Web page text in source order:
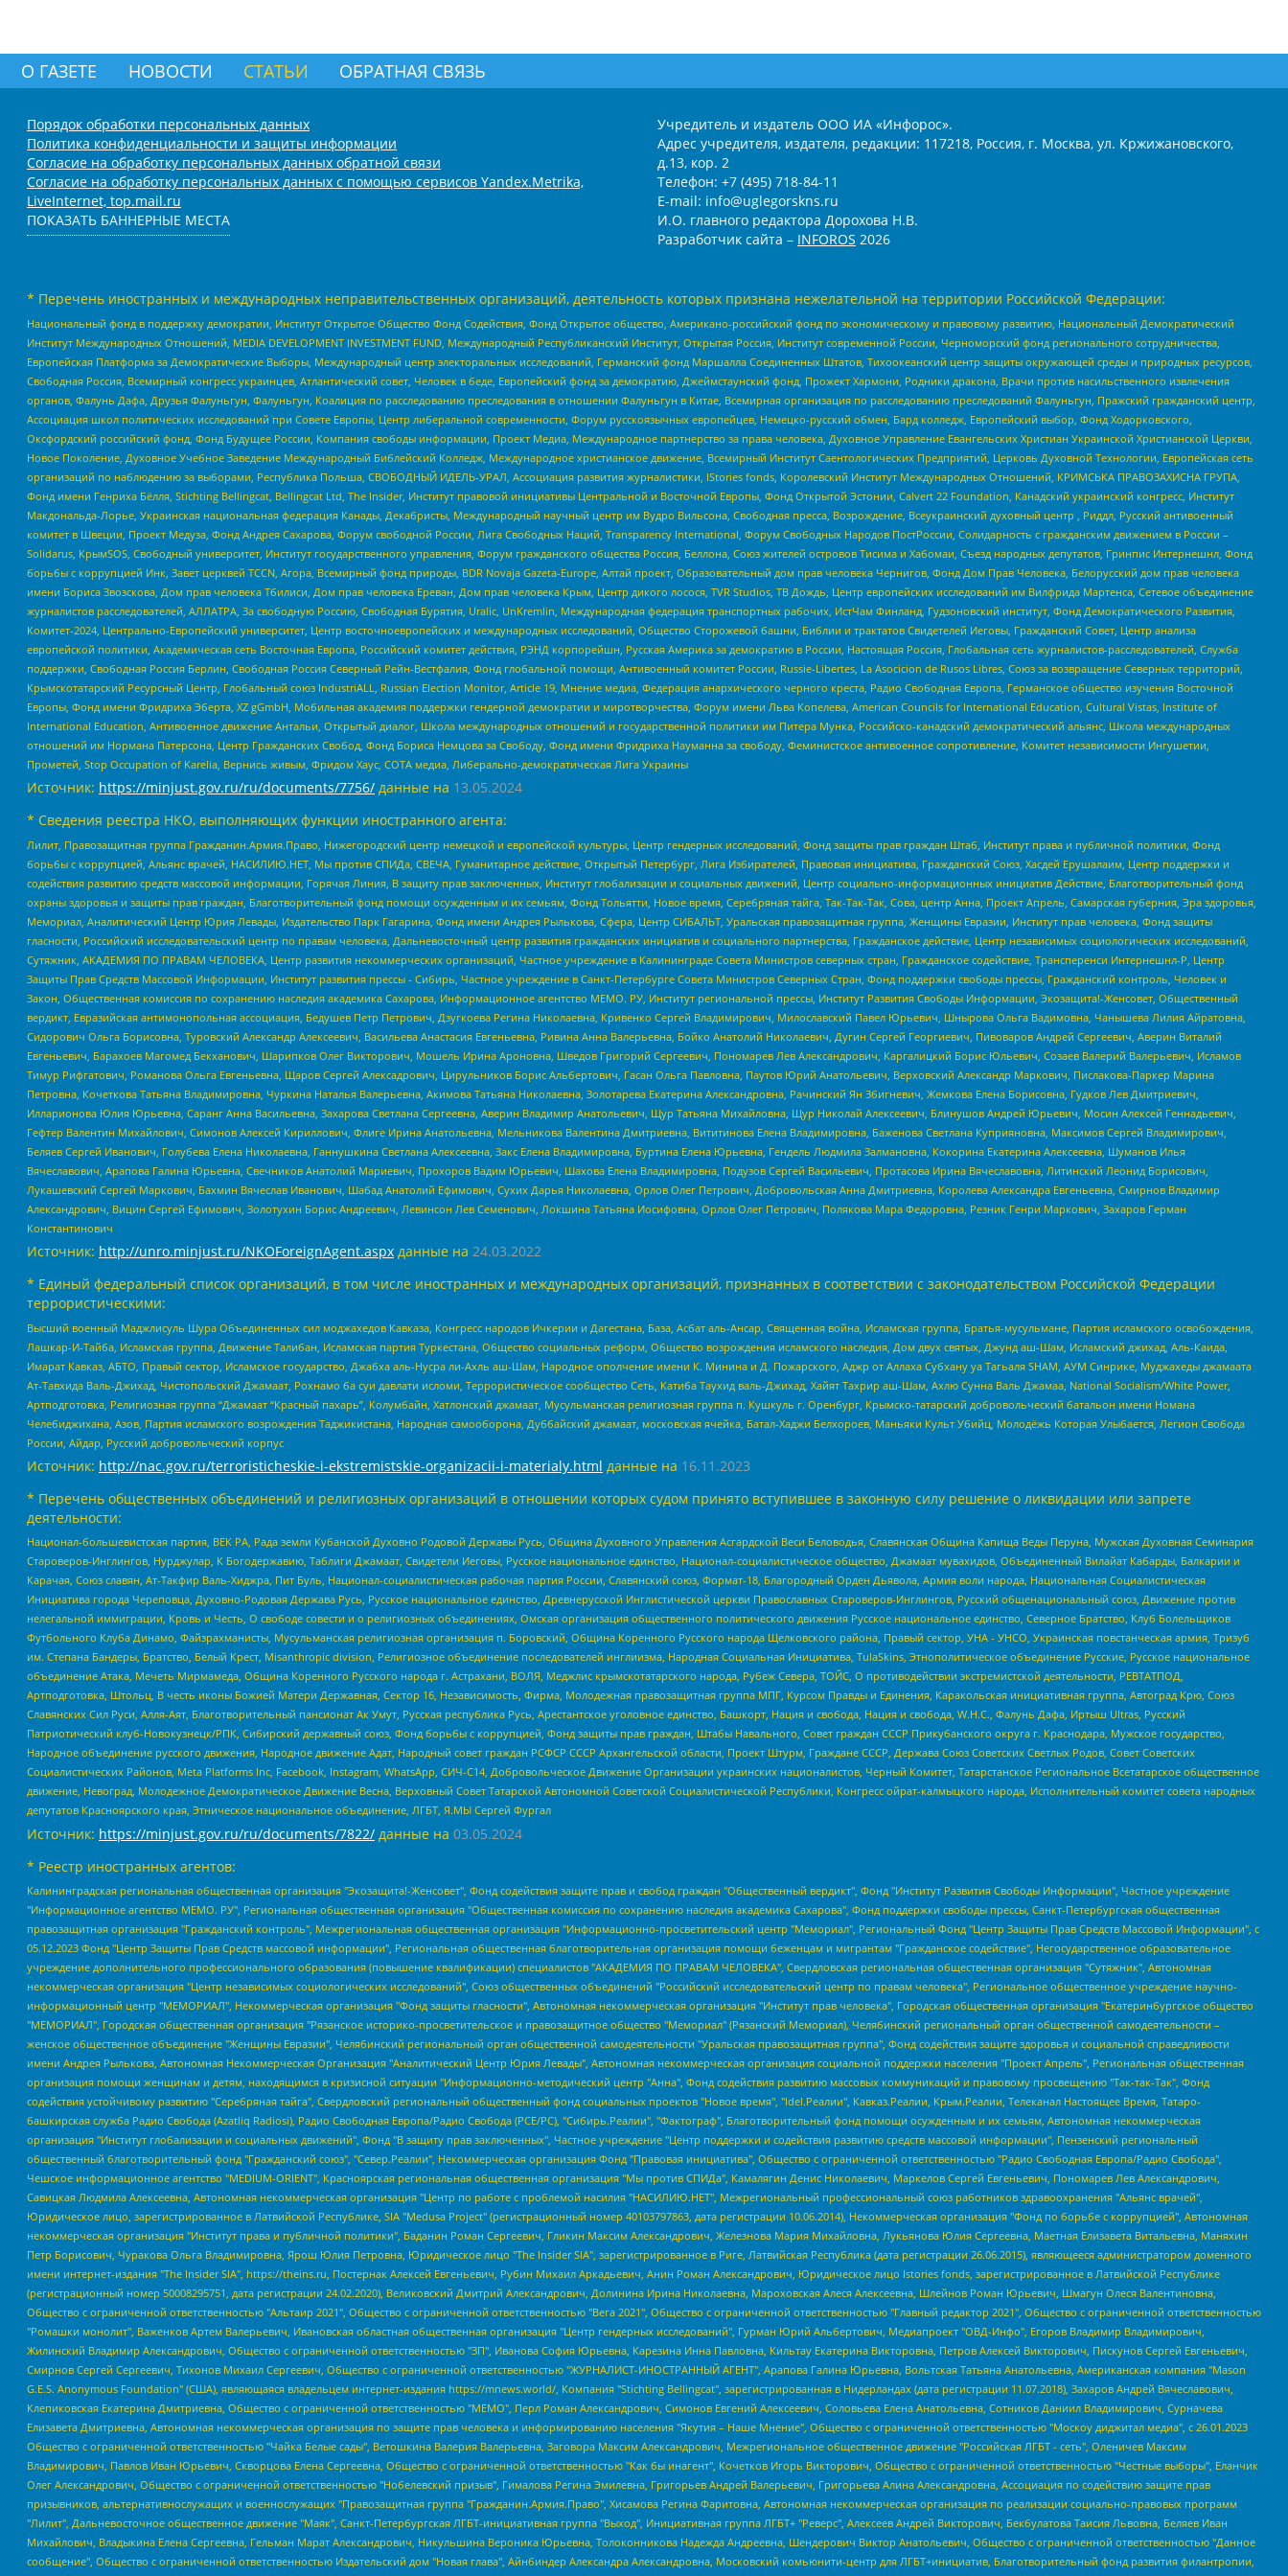
О ГАЗЕТЕ НОВОСТИ СТАТЬИ ОБРАТНАЯ СВЯЗЬ
Порядок обработки персональных данных
Политика конфиденциальности и защиты информации
Согласие на обработку персональных данных обратной связи
Согласие на обработку персональных данных с помощью сервисов Yandex.Metrika,
LiveInternet, top.mail.ru
ПОКАЗАТЬ БАННЕРНЫЕ МЕСТА
Учредитель и издатель ООО ИА «Инфорос».
Адрес учредителя, издателя, редакции: 117218, Россия, г. Москва, ул. Кржижановского,
д.13, кор. 2
Телефон: +7 (495) 718-84-11
E-mail: info@uglegorskns.ru
И.О. главного редактора Дорохова Н.В.
Разработчик сайта – INFOROS 2026
* Перечень иностранных и международных неправительственных организаций, деятельность которых признана нежелательной на территории Российской Федерации:
Национальный фонд в поддержку демократии, Институт Открытое Общество Фонд Содействия, Фонд Открытое общество, Американо-российский фонд по экономическому и правовому развитию, Национальный Демократический
Институт Международных Отношений, MEDIA DEVELOPMENT INVESTMENT FUND, Международный Республиканский Институт, Открытая Россия, Институт современной России, Черноморский фонд регионального сотрудничества,
Европейская Платформа за Демократические Выборы, Международный центр электоральных исследований, Германский фонд Маршалла Соединенных Штатов, Тихоокеанский центр защиты окружающей среды и природных ресурсов,
Свободная Россия, Всемирный конгресс украинцев, Атлантический совет, Человек в беде, Европейский фонд за демократию, Джеймстаунский фонд, Прожект Хармони, Родники дракона, Врачи против насильственного извлечения
органов, Фалунь Дафа, Друзья Фалуньгун, Фалуньгун, Коалиция по расследованию преследования в отношении Фалуньгун в Китае, Всемирная организация по расследованию преследований Фалуньгун, Пражский гражданский центр,
Ассоциация школ политических исследований при Совете Европы, Центр либеральной современности, Форум русскоязычных европейцев, Немецко-русский обмен, Бард колледж, Европейский выбор, Фонд Ходорковского,
Оксфордский российский фонд, Фонд Будущее России, Компания свободы информации, Проект Медиа, Международное партнерство за права человека, Духовное Управление Евангельских Христиан Украинской Христианской Церкви,
Новое Поколение, Духовное Учебное Заведение Международный Библейский Колледж, Международное христианское движение, Всемирный Институт Саентологических Предприятий, Церковь Духовной Технологии, Европейская сеть
организаций по наблюдению за выборами, Республика Польша, СВОБОДНЫЙ ИДЕЛЬ-УРАЛ, Ассоциация развития журналистики, IStories fonds, Королевский Институт Международных Отношений, КРИМСЬКА ПРАВОЗАХИСНА ГРУПА,
Фонд имени Генриха Бёлля, Stichting Bellingcat, Bellingcat Ltd, The Insider, Институт правовой инициативы Центральной и Восточной Европы, Фонд Открытой Эстонии, Calvert 22 Foundation, Канадский украинский конгресс, Институт
Макдональда-Лорье, Украинская национальная федерация Канады, Декабристы, Международный научный центр им Вудро Вильсона, Свободная пресса, Возрождение, Всеукраинский духовный центр , Риддл, Русский антивоенный
комитет в Швеции, Проект Медуза, Фонд Андрея Сахарова, Форум свободной России, Лига Свободных Наций, Transparеncy International, Форум Свободных Народов ПостРоссии, Солидарность с гражданским движением в России –
Solidarus, КрымSOS, Свободный университет, Институт государственного управления, Форум гражданского общества Россия, Беллона, Союз жителей островов Тисима и Хабомаи, Съезд народных депутатов, Гринпис Интернешнл, Фонд
борьбы с коррупцией Инк, Завет церквей TCCN, Агора, Всемирный фонд природы, BDR Novaja Gazeta-Europe, Алтай проект, Образовательный дом прав человека Чернигов, Фонд Дом Прав Человека, Белорусский дом прав человека
имени Бориса Звозскова, Дом прав человека Тбилиси, Дом прав человека Ереван, Дом прав человека Крым, Центр дикого лосося, TVR Studios, ТВ Дождь, Центр европейских исследований им Вилфрида Мартенса, Сетевое объединение
журналистов расследователей, АЛЛАТРА, За свободную Россию, Свободная Бурятия, Uralic, UnKremlin, Международная федерация транспортных рабочих, ИстЧам Финланд, Гудзоновский институт, Фонд Демократического Развития,
Комитет-2024, Центрально-Европейский университет, Центр восточноевропейских и международных исследований, Общество Сторожевой башни, Библии и трактатов Свидетелей Иеговы, Гражданский Совет, Центр анализа
европейской политики, Академическая сеть Восточная Европа, Российский комитет действия, РЭНД корпорейшн, Русская Америка за демократию в России, Настоящая Россия, Глобальная сеть журналистов-расследователей, Служба
поддержки, Свободная Россия Берлин, Свободная Россия Северный Рейн-Вестфалия, Фонд глобальной помощи, Антивоенный комитет России, Russie-Libertes, La Asocicion de Rusos Libres, Союз за возвращение Северных территорий,
Крымскотатарский Ресурсный Центр, Глобальный союз IndustriALL, Russian Election Monitor, Article 19, Мнение медиа, Федерация анархического черного креста, Радио Свободная Европа, Германское общество изучения Восточной
Европы, Фонд имени Фридриха Эберта, XZ gGmbH, Мобильная академия поддержки гендерной демократии и миротворчества, Форум имени Льва Копелева, American Councils for International Education, Cultural Vistas, Institute of
International Education, Антивоенное движение Антальи, Открытый диалог, Школа международных отношений и государственной политики им Питера Мунка, Российско-канадский демократический альянс, Школа международных
отношений им Нормана Патерсона, Центр Гражданских Свобод, Фонд Бориса Немцова за Свободу, Фонд имени Фридриха Науманна за свободу, Феминистское антивоенное сопротивление, Комитет независимости Ингушетии,
Прометей, Stop Occupation of Karelia, Вернись живым, Фридом Хаус, СОТА медиа, Либерально-демократическая Лига Украины
Источник: https://minjust.gov.ru/ru/documents/7756/ данные на 13.05.2024
* Сведения реестра НКО, выполняющих функции иностранного агента:
Лилит, Правозащитная группа Гражданин.Армия.Право, Нижегородский центр немецкой и европейской культуры, Центр гендерных исследований, Фонд защиты прав граждан Штаб, Институт права и публичной политики, Фонд
борьбы с коррупцией, Альянс врачей, НАСИЛИЮ.НЕТ, Мы против СПИДа, СВЕЧА, Гуманитарное действие, Открытый Петербург, Лига Избирателей, Правовая инициатива, Гражданский Союз, Хасдей Ерушалаим, Центр поддержки и
содействия развитию средств массовой информации, Горячая Линия, В защиту прав заключенных, Институт глобализации и социальных движений, Центр социально-информационных инициатив Действие, Благотворительный фонд
охраны здоровья и защиты прав граждан, Благотворительный фонд помощи осужденным и их семьям, Фонд Тольятти, Новое время, Серебряная тайга, Так-Так-Так, Сова, центр Анна, Проект Апрель, Самарская губерния, Эра здоровья,
Мемориал, Аналитический Центр Юрия Левады, Издательство Парк Гагарина, Фонд имени Андрея Рылькова, Сфера, Центр СИБАЛЬТ, Уральская правозащитная группа, Женщины Евразии, Институт прав человека, Фонд защиты
гласности, Российский исследовательский центр по правам человека, Дальневосточный центр развития гражданских инициатив и социального партнерства, Гражданское действие, Центр независимых социологических исследований,
Сутяжник, АКАДЕМИЯ ПО ПРАВАМ ЧЕЛОВЕКА, Центр развития некоммерческих организаций, Частное учреждение в Калининграде Совета Министров северных стран, Гражданское содействие, Трансперенси Интернешнл-Р, Центр
Защиты Прав Средств Массовой Информации, Институт развития прессы - Сибирь, Частное учреждение в Санкт-Петербурге Совета Министров Северных Стран, Фонд поддержки свободы прессы, Гражданский контроль, Человек и
Закон, Общественная комиссия по сохранению наследия академика Сахарова, Информационное агентство МЕМО. РУ, Институт региональной прессы, Институт Развития Свободы Информации, Экозащита!-Женсовет, Общественный
вердикт, Евразийская антимонопольная ассоциация, Бедушев Петр Петрович, Дзугкоева Регина Николаевна, Кривенко Сергей Владимирович, Милославский Павел Юрьевич, Шнырова Ольга Вадимовна, Чанышева Лилия Айратовна,
Сидорович Ольга Борисовна, Туровский Александр Алексеевич, Васильева Анастасия Евгеньевна, Ривина Анна Валерьевна, Бойко Анатолий Николаевич, Дугин Сергей Георгиевич, Пивоваров Андрей Сергеевич, Аверин Виталий
Евгеньевич, Барахоев Магомед Бекханович, Шарипков Олег Викторович, Мошель Ирина Ароновна, Шведов Григорий Сергеевич, Пономарев Лев Александрович, Каргалицкий Борис Юльевич, Созаев Валерий Валерьевич, Исламов
Тимур Рифгатович, Романова Ольга Евгеньевна, Щаров Сергей Алексадрович, Цирульников Борис Альбертович, Гасан Ольга Павловна, Паутов Юрий Анатольевич, Верховский Александр Маркович, Пислакова-Паркер Марина
Петровна, Кочеткова Татьяна Владимировна, Чуркина Наталья Валерьевна, Акимова Татьяна Николаевна, Золотарева Екатерина Александровна, Рачинский Ян Збигневич, Жемкова Елена Борисовна, Гудков Лев Дмитриевич,
Илларионова Юлия Юрьевна, Саранг Анна Васильевна, Захарова Светлана Сергеевна, Аверин Владимир Анатольевич, Щур Татьяна Михайловна, Щур Николай Алексеевич, Блинушов Андрей Юрьевич, Мосин Алексей Геннадьевич,
Гефтер Валентин Михайлович, Симонов Алексей Кириллович, Флиге Ирина Анатольевна, Мельникова Валентина Дмитриевна, Вититинова Елена Владимировна, Баженова Светлана Куприяновна, Максимов Сергей Владимирович,
Беляев Сергей Иванович, Голубева Елена Николаевна, Ганнушкина Светлана Алексеевна, Закс Елена Владимировна, Буртина Елена Юрьевна, Гендель Людмила Залмановна, Кокорина Екатерина Алексеевна, Шуманов Илья
Вячеславович, Арапова Галина Юрьевна, Свечников Анатолий Мариевич, Прохоров Вадим Юрьевич, Шахова Елена Владимировна, Подузов Сергей Васильевич, Протасова Ирина Вячеславовна, Литинский Леонид Борисович,
Лукашевский Сергей Маркович, Бахмин Вячеслав Иванович, Шабад Анатолий Ефимович, Сухих Дарья Николаевна, Орлов Олег Петрович, Добровольская Анна Дмитриевна, Королева Александра Евгеньевна, Смирнов Владимир
Александрович, Вицин Сергей Ефимович, Золотухин Борис Андреевич, Левинсон Лев Семенович, Локшина Татьяна Иосифовна, Орлов Олег Петрович, Полякова Мара Федоровна, Резник Генри Маркович, Захаров Герман
Константинович
Источник: http://unro.minjust.ru/NKOForeignAgent.aspx данные на 24.03.2022
* Единый федеральный список организаций, в том числе иностранных и международных организаций, признанных в соответствии с законодательством Российской Федерации
террористическими:
Высший военный Маджлисуль Шура Объединенных сил моджахедов Кавказа, Конгресс народов Ичкерии и Дагестана, База, Асбат аль-Ансар, Священная война, Исламская группа, Братья-мусульмане, Партия исламского освобождения,
Лашкар-И-Тайба, Исламская группа, Движение Талибан, Исламская партия Туркестана, Общество социальных реформ, Общество возрождения исламского наследия, Дом двух святых, Джунд аш-Шам, Исламский джихад, Аль-Каида,
Имарат Кавказ, АБТО, Правый сектор, Исламское государство, Джабха аль-Нусра ли-Ахль аш-Шам, Народное ополчение имени К. Минина и Д. Пожарского, Аджр от Аллаха Субхану уа Тагьаля SHAM, АУМ Синрике, Муджахеды джамаата
Ат-Тавхида Валь-Джихад, Чистопольский Джамаат, Рохнамо ба суи давлати исломи, Террористическое сообщество Сеть, Катиба Таухид валь-Джихад, Хайят Тахрир аш-Шам, Ахлю Сунна Валь Джамаа, National Socialism/White Power,
Артподготовка, Религиозная группа “Джамаат “Красный пахарь”, Колумбайн, Хатлонский джамаат, Мусульманская религиозная группа п. Кушкуль г. Оренбург, Крымско-татарский добровольческий батальон имени Номана
Челебиджихана, Азов, Партия исламского возрождения Таджикистана, Народная самооборона, Дуббайский джамаат, московская ячейка, Батал-Хаджи Белхороев, Маньяки Культ Убийц, Молодёжь Которая Улыбается, Легион Свобода
России, Айдар, Русский добровольческий корпус
Источник: http://nac.gov.ru/terroristicheskie-i-ekstremistskie-organizacii-i-materialy.html данные на 16.11.2023
* Перечень общественных объединений и религиозных организаций в отношении которых судом принято вступившее в законную силу решение о ликвидации или запрете
деятельности:
Национал-большевистская партия, ВЕК РА, Рада земли Кубанской Духовно Родовой Державы Русь, Община Духовного Управления Асгардской Веси Беловодья, Славянская Община Капища Веды Перуна, Мужская Духовная Семинария
Староверов-Инглингов, Нурджулар, К Богодержавию, Таблиги Джамаат, Свидетели Иеговы, Русское национальное единство, Национал-социалистическое общество, Джамаат мувахидов, Объединенный Вилайат Кабарды, Балкарии и
Карачая, Союз славян, Ат-Такфир Валь-Хиджра, Пит Буль, Национал-социалистическая рабочая партия России, Славянский союз, Формат-18, Благородный Орден Дьявола, Армия воли народа, Национальная Социалистическая
Инициатива города Череповца, Духовно-Родовая Держава Русь, Русское национальное единство, Древнерусской Инглистической церкви Православных Староверов-Инглингов, Русский общенациональный союз, Движение против
нелегальной иммиграции, Кровь и Честь, О свободе совести и о религиозных объединениях, Омская организация общественного политического движения Русское национальное единство, Северное Братство, Клуб Болельщиков
Футбольного Клуба Динамо, Файзрахманисты, Мусульманская религиозная организация п. Боровский, Община Коренного Русского народа Щелковского района, Правый сектор, УНА - УНСО, Украинская повстанческая армия, Тризуб
им. Степана Бандеры, Братство, Белый Крест, Misanthropic division, Религиозное объединение последователей инглиизма, Народная Социальная Инициатива, TulaSkins, Этнополитическое объединение Русские, Русское национальное
объединение Атака, Мечеть Мирмамеда, Община Коренного Русского народа г. Астрахани, ВОЛЯ, Меджлис крымскотатарского народа, Рубеж Севера, ТОЙС, О противодействии экстремистской деятельности, РЕВТАТПОД,
Артподготовка, Штольц, В честь иконы Божией Матери Державная, Сектор 16, Независимость, Фирма, Молодежная правозащитная группа МПГ, Курсом Правды и Единения, Каракольская инициативная группа, Автоград Крю, Союз
Славянских Сил Руси, Алля-Аят, Благотворительный пансионат Ак Умут, Русская республика Русь, Арестантское уголовное единство, Башкорт, Нация и свобода, Нация и свобода, W.H.С., Фалунь Дафа, Иртыш Ultras, Русский
Патриотический клуб-Новокузнецк/РПК, Сибирский державный союз, Фонд борьбы с коррупцией, Фонд защиты прав граждан, Штабы Навального, Совет граждан СССР Прикубанского округа г. Краснодара, Мужское государство,
Народное объединение русского движения, Народное движение Адат, Народный совет граждан РСФСР СССР Архангельской области, Проект Штурм, Граждане СССР, Держава Союз Советских Светлых Родов, Совет Советских
Социалистических Районов, Meta Platforms Inc, Facebook, Instagram, WhatsApp, СИЧ-С14, Добровольческое Движение Организации украинских националистов, Черный Комитет, Татарстанское Региональное Всетатарское общественное
движение, Невоград, Молодежное Демократическое Движение Весна, Верховный Совет Татарской Автономной Советской Социалистической Республики, Конгресс ойрат-калмыцкого народа, Исполнительный комитет совета народных
депутатов Красноярского края, Этническое национальное объединение, ЛГБТ, Я.МЫ Сергей Фургал
Источник: https://minjust.gov.ru/ru/documents/7822/ данные на 03.05.2024
* Реестр иностранных агентов:
Калининградская региональная общественная организация "Экозащита!-Женсовет", Фонд содействия защите прав и свобод граждан "Общественный вердикт", Фонд "Институт Развития Свободы Информации", Частное учреждение "Информационное агентство МЕМО. РУ", Региональная общественная организация "Общественная комиссия по сохранению наследия академика Сахарова", Фонд поддержки свободы прессы, Санкт-Петербургская общественная правозащитная организация "Гражданский контроль", Межрегиональная общественная организация "Информационно-просветительский центр "Мемориал", Региональный Фонд "Центр Защиты Прав Средств Массовой Информации", с 05.12.2023 Фонд "Центр Защиты Прав Средств массовой информации", Региональная общественная благотворительная организация помощи беженцам и мигрантам "Гражданское содействие", Негосударственное образовательное учреждение дополнительного профессионального образования (повышение квалификации) специалистов "АКАДЕМИЯ ПО ПРАВАМ ЧЕЛОВЕКА", Свердловская региональная общественная организация "Сутяжник", Автономная некоммерческая организация "Центр независимых социологических исследований", Союз общественных объединений "Российский исследовательский центр по правам человека", Региональное общественное учреждение научно-информационный центр "МЕМОРИАЛ", Некоммерческая организация "Фонд защиты гласности", Автономная некоммерческая организация "Институт прав человека", Городская общественная организация "Екатеринбургское общество "МЕМОРИАЛ", Городская общественная организация "Рязанское историко-просветительское и правозащитное общество "Мемориал" (Рязанский Мемориал), Челябинский региональный орган общественной самодеятельности – женское общественное объединение "Женщины Евразии", Челябинский региональный орган общественной самодеятельности "Уральская правозащитная группа", Фонд содействия защите здоровья и социальной справедливости имени Андрея Рылькова, Автономная Некоммерческая Организация "Аналитический Центр Юрия Левады", Автономная некоммерческая организация социальной поддержки населения "Проект Апрель", Региональная общественная организация помощи женщинам и детям, находящимся в кризисной ситуации "Информационно-методический центр "Анна", Фонд содействия развитию массовых коммуникаций и правовому просвещению "Так-так-Так", Фонд содействия устойчивому развитию "Серебряная тайга", Свердловский региональный общественный фонд социальных проектов "Новое время", "Idel.Реалии", Кавказ.Реалии, Крым.Реалии, Телеканал Настоящее Время, Татаро-башкирская служба Радио Свобода (Azatliq Radiosi), Радио Свободная Европа/Радио Свобода (PCE/PC), "Сибирь.Реалии", "Фактограф", Благотворительный фонд помощи осужденным и их семьям, Автономная некоммерческая организация "Институт глобализации и социальных движений", Фонд "В защиту прав заключенных", Частное учреждение "Центр поддержки и содействия развитию средств массовой информации", Пензенский региональный общественный благотворительный фонд "Гражданский союз", "Север.Реалии", Некоммерческая организация Фонд "Правовая инициатива", Общество с ограниченной ответственностью "Радио Свободная Европа/Радио Свобода", Чешское информационное агентство "MEDIUM-ORIENT", Красноярская региональная общественная организация "Мы против СПИДа", Камалягин Денис Николаевич, Маркелов Сергей Евгеньевич, Пономарев Лев Александрович, Савицкая Людмила Алексеевна, Автономная некоммерческая организация "Центр по работе с проблемой насилия "НАСИЛИЮ.НЕТ", Межрегиональный профессиональный союз работников здравоохранения "Альянс врачей", Юридическое лицо, зарегистрированное в Латвийской Республике, SIA "Medusa Project" (регистрационный номер 40103797863, дата регистрации 10.06.2014), Некоммерческая организация "Фонд по борьбе с коррупцией", Автономная некоммерческая организация "Институт права и публичной политики", Баданин Роман Сергеевич, Гликин Максим Александрович, Железнова Мария Михайловна, Лукьянова Юлия Сергеевна, Маетная Елизавета Витальевна, Маняхин Петр Борисович, Чуракова Ольга Владимировна, Ярош Юлия Петровна, Юридическое лицо "The Insider SIA", зарегистрированное в Риге, Латвийская Республика (дата регистрации 26.06.2015), являющееся администратором доменного имени интернет-издания "The Insider SIA", https://theins.ru, Постернак Алексей Евгеньевич, Рубин Михаил Аркадьевич, Анин Роман Александрович, Юридическое лицо Istories fonds, зарегистрированное в Латвийской Республике (регистрационный номер 50008295751, дата регистрации 24.02.2020), Великовский Дмитрий Александрович, Долинина Ирина Николаевна, Мароховская Алеся Алексеевна, Шлейнов Роман Юрьевич, Шмагун Олеся Валентиновна, Общество с ограниченной ответственностью "Альтаир 2021", Общество с ограниченной ответственностью "Вега 2021", Общество с ограниченной ответственностью "Главный редактор 2021", Общество с ограниченной ответственностью "Ромашки монолит", Важенков Артем Валерьевич, Ивановская областная общественная организация "Центр гендерных исследований", Гурман Юрий Альбертович, Медиапроект "ОВД-Инфо", Егоров Владимир Владимирович, Жилинский Владимир Александрович, Общество с ограниченной ответственностью "ЗП", Иванова София Юрьевна, Карезина Инна Павловна, Кильтау Екатерина Викторовна, Петров Алексей Викторович, Пискунов Сергей Евгеньевич, Смирнов Сергей Сергеевич, Тихонов Михаил Сергеевич, Общество с ограниченной ответственностью "ЖУРНАЛИСТ-ИНОСТРАННЫЙ АГЕНТ", Арапова Галина Юрьевна, Вольтская Татьяна Анатольевна, Американская компания "Mason G.E.S. Anonymous Foundation" (США), являющаяся владельцем интернет-издания https://mnews.world/, Компания "Stichting Bellingcat", зарегистрированная в Нидерландах (дата регистрации 11.07.2018), Захаров Андрей Вячеславович, Клепиковская Екатерина Дмитриевна, Общество с ограниченной ответственностью "МЕМО", Перл Роман Александрович, Симонов Евгений Алексеевич, Соловьева Елена Анатольевна, Сотников Даниил Владимирович, Сурначева Елизавета Дмитриевна, Автономная некоммерческая организация по защите прав человека и информированию населения "Якутия – Наше Мнение", Общество с ограниченной ответственностью "Москоу диджитал медиа", с 26.01.2023 Общество с ограниченной ответственностью "Чайка Белые сады", Ветошкина Валерия Валерьевна, Заговора Максим Александрович, Межрегиональное общественное движение "Российская ЛГБТ - сеть", Оленичев Максим Владимирович, Павлов Иван Юрьевич, Скворцова Елена Сергеевна, Общество с ограниченной ответственностью "Как бы инагент", Кочетков Игорь Викторович, Общество с ограниченной ответственностью "Честные выборы", Еланчик Олег Александрович, Общество с ограниченной ответственностью "Нобелевский призыв", Гималова Регина Эмилевна, Григорьев Андрей Валерьевич, Григорьева Алина Александровна, Ассоциация по содействию защите прав призывников, альтернативнослужащих и военнослужащих "Правозащитная группа "Гражданин.Армия.Право", Хисамова Регина Фаритовна, Автономная некоммерческая организация по реализации социально-правовых программ "Лилит", Дальневосточное общественное движение "Маяк", Санкт-Петербургская ЛГБТ-инициативная группа "Выход", Инициативная группа ЛГБТ+ "Реверс", Алексеев Андрей Викторович, Бекбулатова Таисия Львовна, Беляев Иван Михайлович, Владыкина Елена Сергеевна, Гельман Марат Александрович, Никульшина Вероника Юрьевна, Толоконникова Надежда Андреевна, Шендерович Виктор Анатольевич, Общество с ограниченной ответственностью "Данное сообщение", Общество с ограниченной ответственностью Издательский дом "Новая глава", Айнбиндер Александра Александровна, Московский комьюнити-центр для ЛГБТ+инициатив, Благотворительный фонд развития филантропии, Deutsche Welle (Германия, Kurt-Schumacher-Strasse 3, 53113 Bonn), Борзунова Мария Михайловна, Воробьев Виктор Викторович, Голубева Анна Львовна, Константинова Алла Михайловна, Малкова Ирина Владимировна, Мурадов Мурад Абдулгалимович, Осетинская Елизавета Николаевна, Понасенков Евгений Николаевич, Ганапольский Матвей Юрьевич, Киселев Евгений Алексеевич, Борухович Ирина Григорьевна, Дремин Иван Тимофеевич, Дубровский Дмитрий Викторович, Красноярская региональная общественная организация поддержки и развития альтернативных образовательных технологий и межкультурных коммуникаций "ИНТЕРРА", Маяковская Екатерина Алексеевна, Фейгин Марк Захарович, Филимонов Андрей Викторович, Дзугкоева Регина Николаевна, Доброхотов Роман Александрович, Дудь Юрий Александрович, Елкин Сергей Владимирович, Кругликов Кирилл Игоревич, Сабунаева Мария Леонидовна, Семенов Алексей Владимирович, Шаинян Карен Багратович, Шульман Екатерина Михайловна, Асафьев Артур Валерьевич, Вахштайн Виктор Семенович, Венедиктов Алексей Алексеевич, Лушникова Екатерина Евгеньевна, Волков Леонид Михайлович, Невзоров Александр Глебович, Пархоменко Сергей Борисович, Сироткин Ярослав Николаевич, Кара-Мурза Владимир Владимирович, Баранова Наталья Владимировна, Гозман Леонид Яковлевич, Кагарлицкий Борис Юльевич, Климарев Михаил Валерьевич, Милов Владимир Станиславович, Автономная некоммерческая организация Краснодарский центр современного искусства "Типография", Моргенштерн Алишер Тагирович, Соболь Любовь Эдуардовна, Общество с ограниченной ответственностью "ЛИЗА НОРМ", Каспаров Гарри Кимович, Ходорковский Михаил Борисович, Общество с ограниченной ответственностью "Апрельские тезисы", Данилович Ирина Брониславовна, Кашин Олег Владимирович, Петров Николай Владимирович, Пивоваров Алексей Владимирович, Соколов Михаил Владимирович, Цветкова Юлия Владимировна, Чичваркин Евгений Александрович, Комитет против пыток/Команда против пыток, Общество с ограниченной ответственностью "Первый научный", Общество с ограниченной ответственностью "Вертолет и ко", Белоцерковская Вероника Борисовна, Кац Максим Евгеньевич, Лазарева Татьяна Юрьевна, Шаведдинов Руслан Табризович, Яшин Илья Валерьевич, Общество с ограниченной ответственностью "Иноагент ААВ", Алешковский Дмитрий Петрович, Альбац Евгения Марковна, Быков Дмитрий Львович, Галямина Юлия Евгеньевна, Лойко Сергей Леонидович, Мартынов Кирилл Константинович, Медведев Сергей Александрович, Крашенинников Федор Геннадиевич, Гордеева Катерина Вл